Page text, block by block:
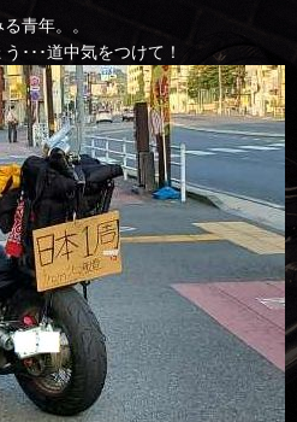
青年。。
･･･道中気をつけて！